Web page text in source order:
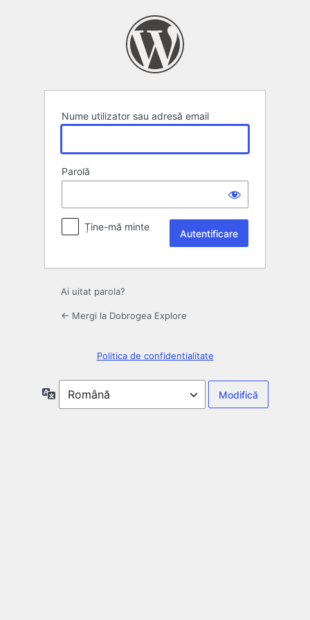
Nume utilizator sau adresă email
Parolă
Ține-mă minte
Ai uitat parola?
← Mergi la Dobrogea Explore
Politica de confidentialitate
Limbă